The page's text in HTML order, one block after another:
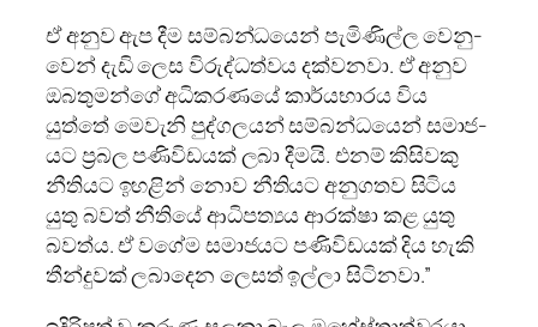
ඒ අනුව ඇප දීම සම්බ­න්ධ­යෙන් පැමි­ණිල්ල වෙනු­
වෙන් දැඩි ලෙස විරු­ද්ධ­ත්වය දක්ව­නවා. ඒ අනුව
ඔබ­තු­මන්ගේ අධි­ක­ර­ණයේ කාර්ය­භා­රය විය
යුත්තේ මෙවැනි පුද්ග­ල­යන් සම්බ­න්ධ­යෙන් සමා­ජ­
යට ප්‍ර‍බල පණි­වි­ඩ­යක් ලබා දීමයි. එනම් කිසි­වකු
නීති­යට ඉහ­ළින් නොව නීති­යට අනු­ග­තව සිටිය
යුතු බවත් නීතියේ ආධි­ප­ත්‍යය ආරක්ෂා කළ යුතු
බවත්ය. ඒ වගේම සමා­ජ­යට පණි­වි­ඩ­යක් දිය හැකි
තීන්දු­වක් ලබා­දෙන ලෙසත් ඉල්ලා සිටි­නවා.”